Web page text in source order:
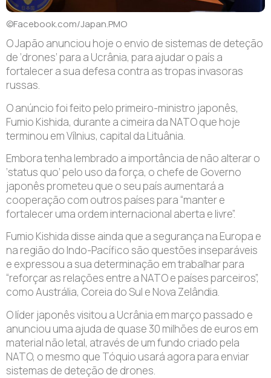
©Facebook.com/Japan.PMO
O Japão anunciou hoje o envio de sistemas de deteção
de ‘drones’ para a Ucrânia, para ajudar o país a
fortalecer a sua defesa contra as tropas invasoras
russas.
O anúncio foi feito pelo primeiro-ministro japonês,
Fumio Kishida, durante a cimeira da NATO que hoje
terminou em Vílnius, capital da Lituânia.
Embora tenha lembrado a importância de não alterar o
‘status quo’ pelo uso da força, o chefe de Governo
japonês prometeu que o seu país aumentará a
cooperação com outros países para “manter e
fortalecer uma ordem internacional aberta e livre”.
Fumio Kishida disse ainda que a segurança na Europa e
na região do Indo-Pacífico são questões inseparáveis
e expressou a sua determinação em trabalhar para
“reforçar as relações entre a NATO e países parceiros”,
como Austrália, Coreia do Sul e Nova Zelândia.
O líder japonês visitou a Ucrânia em março passado e
anunciou uma ajuda de quase 30 milhões de euros em
material não letal, através de um fundo criado pela
NATO, o mesmo que Tóquio usará agora para enviar
sistemas de deteção de drones.